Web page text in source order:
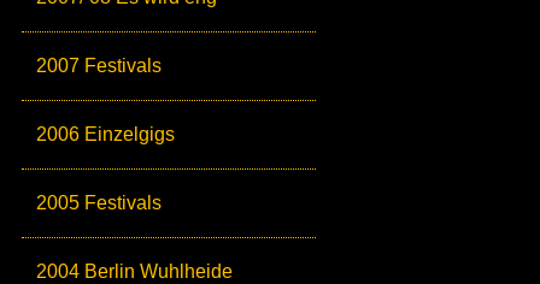
2007 Festivals
2006 Einzelgigs
2005 Festivals
2004 Berlin Wuhlheide